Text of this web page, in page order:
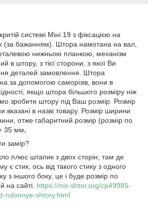
системі Міні 19 з фіксацією на
(за бажанням). Штора намотана на вал,
нижньою планкою, механізм
в штору, з тієї сторони, з якої Ви
деталей замовлення. Штора
за допомогою саморізів, вони в
якщо штора більшого розміру ніж
зробити штору під Ваш розмір. Розмір
вказані в назві товару. Розмір ширини
отже габаритний розмір (розмір по
35 мм.
замір?
плюс штапик з двох сторін, там де
є стик, ось від такого стику з одного
з іншого боку, це і буде розмір по
на сайті. https://mir-shtor.org/cp49985-
rulonnye-shtory.html